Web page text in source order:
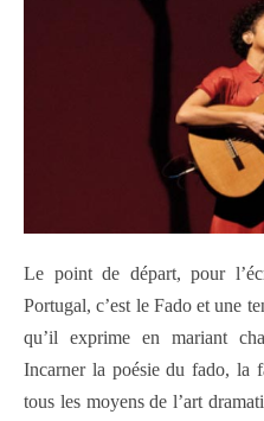
Le point de départ, pour
Portugal, c’est le Fado et une
qu’il exprime en mariant
Incarner la poésie du fado, la
tous les moyens de l’art